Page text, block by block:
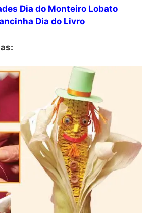
Dia do Monteiro Lobato
Dia do Livro